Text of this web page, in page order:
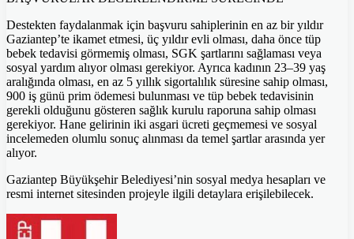
Destekten faydalanmak için başvuru sahiplerinin en az bir yıldır
Gaziantep’te ikamet etmesi, üç yıldır evli olması, daha önce tüp
bebek tedavisi görmemiş olması, SGK şartlarını sağlaması veya
sosyal yardım alıyor olması gerekiyor. Ayrıca kadının 23–39 yaş
aralığında olması, en az 5 yıllık sigortalılık süresine sahip olması,
900 iş günü prim ödemesi bulunması ve tüp bebek tedavisinin
gerekli olduğunu gösteren sağlık kurulu raporuna sahip olması
gerekiyor. Hane gelirinin iki asgari ücreti geçmemesi ve sosyal
incelemeden olumlu sonuç alınması da temel şartlar arasında yer
alıyor.
Gaziantep Büyükşehir Belediyesi’nin sosyal medya hesapları ve
resmi internet sitesinden projeyle ilgili detaylara erişilebilecek.